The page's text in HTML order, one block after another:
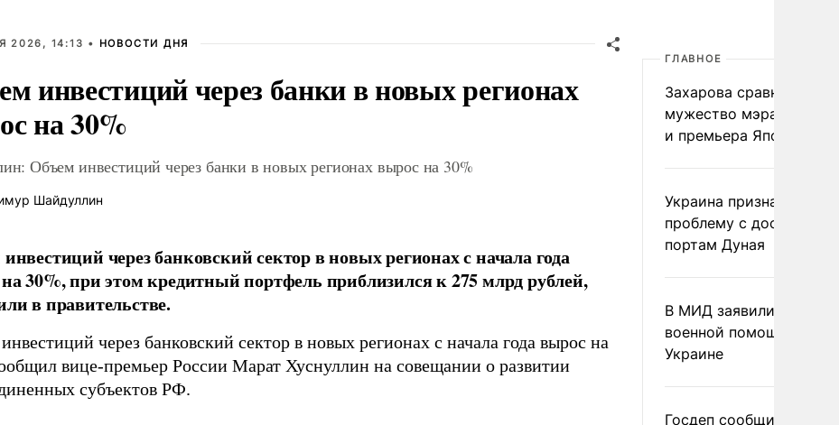
2026, 14:13 • НОВОСТИ ДНЯ
инвестиций через банки в новых регионах
на 30%
Объем инвестиций через банки в новых регионах вырос на 30%
Шайдуллин
через банковский сектор в новых регионах с начала года
30%, при этом кредитный портфель приблизился к 275 млрд рублей,
в правительстве.
через банковский сектор в новых регионах с начала года вырос на
вице-премьер России Марат Хуснуллин на совещании о развитии
субъектов РФ.
ГЛАВНОЕ
Захарова сравнила
мужество мэра
и премьера Японии
Украина признала
проблему с доступом к
портам Дуная
В МИД заявили о
военной помощи
Украине
Госдеп сообщил о